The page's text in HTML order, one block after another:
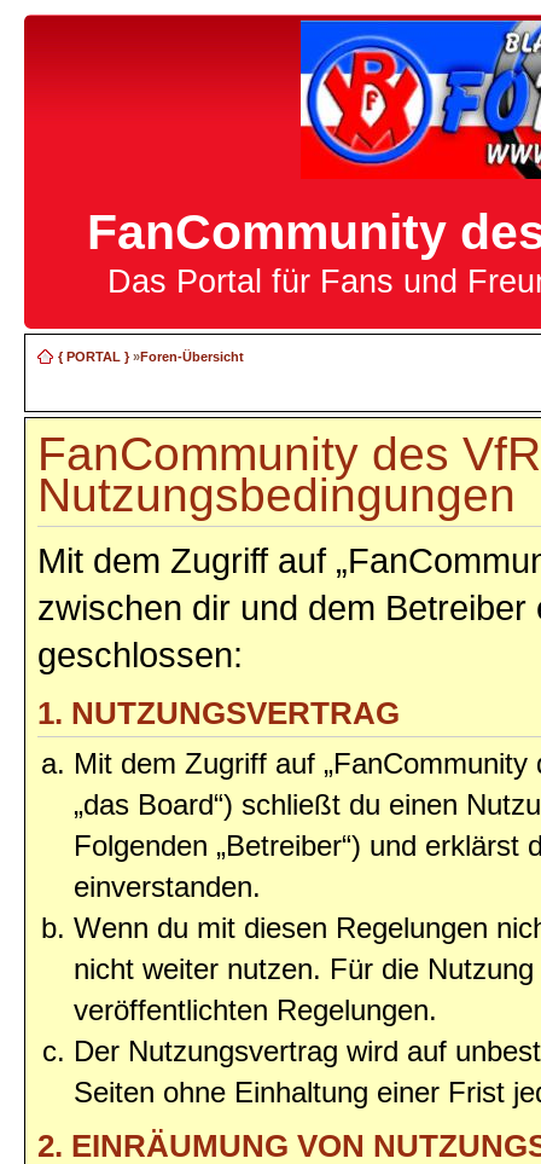
FanCommunity
Das Portal für Fans und
{ PORTAL }»Foren-Übersicht
FanCommunity des
Nutzungsbedingungen
Mit dem Zugriff auf
zwischen dir und dem
geschlossen:
1. NUTZUNGSVERTRAG
Mit dem Zugriff auf
„das Board“) schließt du einen
Folgenden „Betreiber“) und
einverstanden.
Wenn du mit diesen Regelungen
nicht weiter nutzen. Für die
veröffentlichten Regelungen.
Der Nutzungsvertrag wird auf
Seiten ohne Einhaltung einer Frist
2. EINRÄUMUNG VON